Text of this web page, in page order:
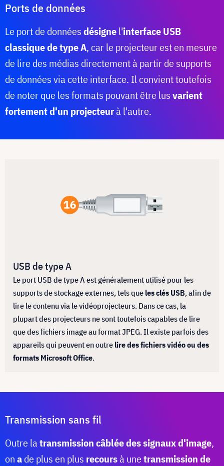
Ports de données
Le port de donnéesdésignel'interface USB
classique de type A, car le projecteur est en mesure
de lire des médias directement à partir de supports
de données via cette interface. Il convient toutefois
de noter que les formats pouvant être lusvarient
fortement d'un projecteurà l'autre.
USB de type A
Le port USB de type A est généralement utilisé pour les
supports de stockage externes, tels que les clés USB, afin de
lire le contenu via le vidéoprojecteurs. Dans ce cas, la
plupart des projecteurs ne sont toutefois capables de lire
que des fichiers image au format JPEG. Il existe parfois des
appareils qui peuvent en outre lire des fichiers vidéo ou des
formats Microsoft Office.
Transmission sans fil
Outre latransmission câblée des signaux d'image,
onade plus en plus recoursà unetransmission de